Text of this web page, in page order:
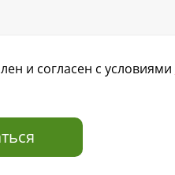
и согласен с условиями